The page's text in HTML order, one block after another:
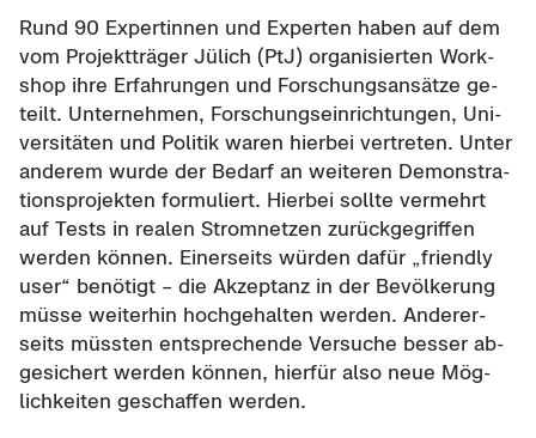
Rund 90 Ex­per­tin­nen und Ex­per­ten haben auf dem
vom Pro­jekt­trä­ger Jü­lich (PtJ) or­ga­ni­sier­ten Work­
shop ihre Er­fah­run­gen und For­schungs­an­sät­ze ge­
teilt. Un­ter­neh­men, For­schungs­ein­rich­tun­gen, Uni­
ver­si­tä­ten und Po­li­tik waren hier­bei ver­tre­ten. Unter
an­de­rem wurde der Be­darf an wei­te­ren De­mons­tra­
ti­ons­pro­jek­ten for­mu­liert. Hier­bei soll­te ver­mehrt
auf Tests in rea­len Strom­net­zen zu­rück­ge­grif­fen
wer­den kön­nen. Ei­ner­seits wür­den dafür „friend­ly
user“ be­nö­tigt – die Ak­zep­tanz in der Be­völ­ke­rung
müsse wei­ter­hin hoch­ge­hal­ten wer­den. An­de­rer­
seits müss­ten ent­spre­chen­de Ver­su­che bes­ser ab­
ge­si­chert wer­den kön­nen, hier­für also neue Mög­
lich­kei­ten ge­schaf­fen wer­den.